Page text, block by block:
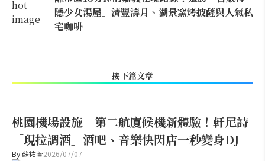
隱少女湯屋」清豐濤月、湖景窯烤披薩與人氣私
宅咖啡
接下篇文章
桃園機場設施｜第二航廈候機新體驗！軒尼詩
「現拉調酒」酒吧、音樂快閃店一秒變身DJ
By蘇祐萱2026/07/07